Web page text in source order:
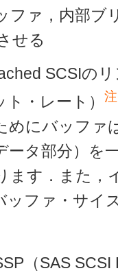
ファ，内部ブ
せる
SCSIの
・レート）
めにバッファ
ータ部分）を
ます．また，
ッファ・サイ
（SAS SCSI